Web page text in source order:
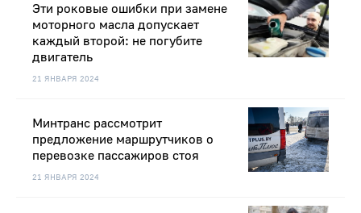
21 ЯНВАРЯ 2024
Эти роковые ошибки при замене
моторного масла допускает
каждый второй: не погубите
двигатель
21 ЯНВАРЯ 2024
Минтранс рассмотрит
предложение маршрутчиков о
перевозке пассажиров стоя